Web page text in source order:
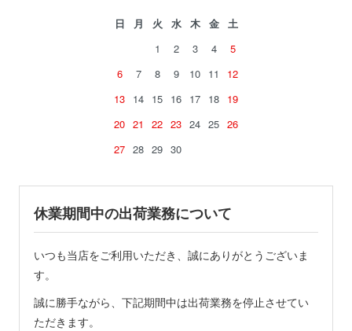
日 月 火 水 木 金
土
1
2 3 4
5
6
7 8 9 10 11
12
13 14 15 16 17 18 19
20 21 22 23 24 25 26
27 28 29 30
休業期間中の出荷業務について
いつも当店をご利用いただき、誠にありがとうございま
す。
誠に勝手ながら、下記期間中は出荷業務を停止させてい
ただきます。